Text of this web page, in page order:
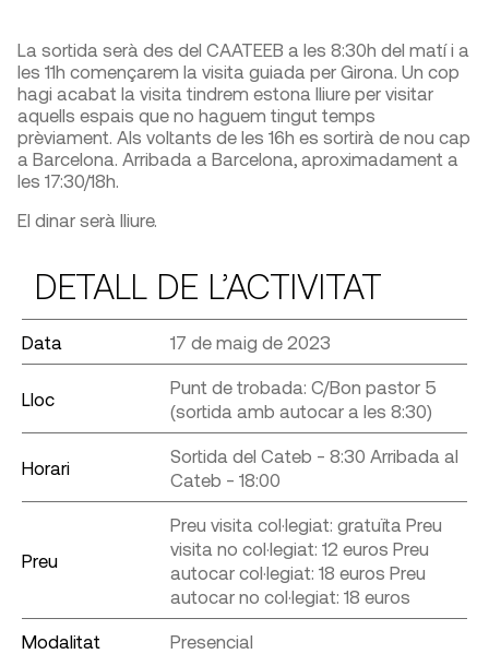
La sortida serà des del CAATEEB a les 8:30h del matí i a
les 11h començarem la visita guiada per Girona. Un cop
hagi acabat la visita tindrem estona lliure per visitar
aquells espais que no haguem tingut temps
prèviament. Als voltants de les 16h es sortirà de nou cap
a Barcelona. Arribada a Barcelona, aproximadament a
les 17:30/18h.
El dinar serà lliure.
DETALL DE L’ACTIVITAT
Data 17 de maig de 2023
Lloc
Punt de trobada: C/Bon pastor 5
(sortida amb autocar a les 8:30)
Horari
Sortida del Cateb - 8:30 Arribada al
Cateb - 18:00
Preu
Preu visita col·legiat: gratuïta Preu
visita no col·legiat: 12 euros Preu
autocar col·legiat: 18 euros Preu
autocar no col·legiat: 18 euros
Modalitat Presencial